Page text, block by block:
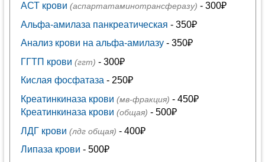
АСТ крови (аспартатаминотрансферазу) - 300₽
Альфа-амилаза панкреатическая - 350₽
Анализ крови на альфа-амилазу- 350₽
ГГТП крови (ггт) - 300₽
Кислая фосфатаза- 250₽
Креатинкиназа крови (мв-фракция) - 450₽
Креатинкиназа крови (общая) - 500₽
ЛДГ крови (лдг общая) - 400₽
Липаза крови - 500₽